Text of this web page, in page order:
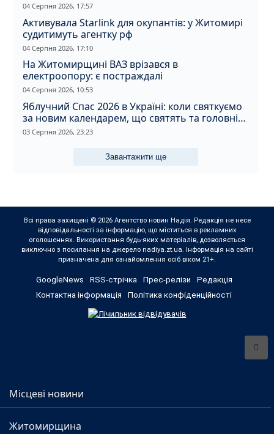
04 Серпня 2026, 17:57
Активувала Starlink для окупантів: у Житомирі
судитимуть агентку рф
04 Серпня 2026, 17:10
На Житомирщині ВАЗ врізався в
електроопору: є постраждалі
04 Серпня 2026, 10:53
Яблучний Спас 2026 в Україні: коли святкуємо
за новим календарем, що святять та головні
прикмети дня
03 Серпня 2026, 23:23
Завантажити ще
Всі права захищені © 2026 Агентство новин Надія. Редакція не несе
відповідальності за інформацію, що міститься в рекламних
оголошеннях. Використання будь-яких матеріалів, дозволяється
виключно з посилання на джерело nadiya.zt.ua. Інформація на сайті
призначена для ознайомлення осіб віком 21+.
GoogleNews RSS-стрічка Прес-релізи
Редакція
Контактна інформація
Політика конфіденційності
Місцеві новини
Житомирщина